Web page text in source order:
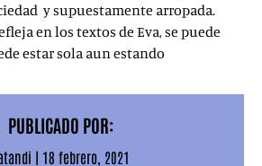
y supuestamente arropada.
en los textos de Eva, se puede
estar sola aun estando
PUBLICADO POR:
| 18 febrero, 2021